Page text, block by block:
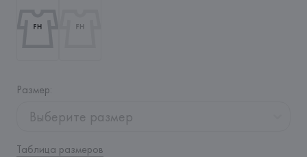
Размер:
Выберите размер
Таблица размеров